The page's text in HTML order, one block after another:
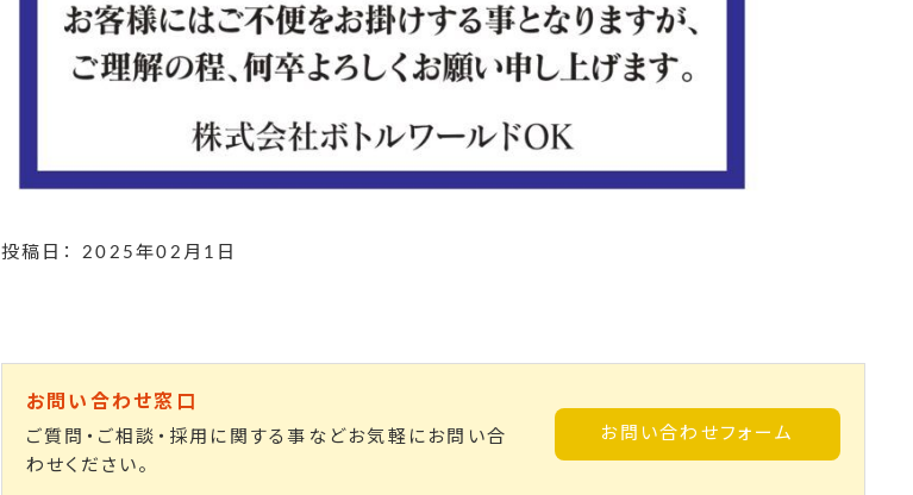
投稿日： 2025年02月1日
お問い合わせ窓口
ご質問・ご相談・採用に関する事などお気軽にお問い合
わせください。
お問い合わせフォーム